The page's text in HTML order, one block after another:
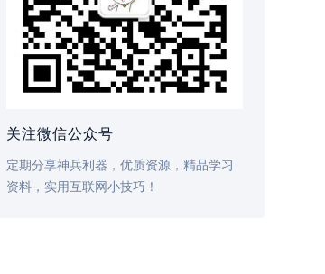
关注微信公众号
定期分享神兵利器，优质资源，精品学习
资料，实用互联网小技巧！